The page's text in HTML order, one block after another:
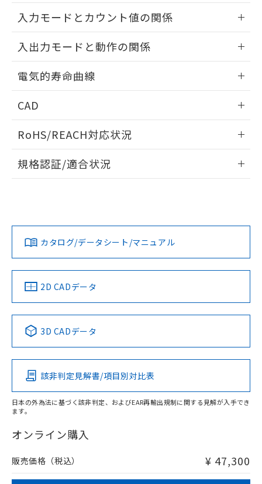
無電圧入力:
電圧入力:
入力モードとカウント値の関係
入出力モードと動作の関係
電気的寿命曲線
CAD
ドすることができます。
ログイン/会員登録
ダウンロードデータをご利用いただく前に、以下を必ずお読
みください。
ソフトウェアの使用条件
RoHS/REACH対応状況
EU RoHS 注意事項・凡例
対応済み
中国 RoHS 注意事項・凡例
Pb Hg Cd Cr(VI)
O
在庫等で未対応品が混在する可能性があります。
問い合わせください。
規格認証/適合状況
LR型式承認
（イギリス
船舶規格）
DNV型式承認
（ノルウェー
BV型式承認
（フランス
KR型式
（韓国
No No No No
この製品の規格認証/適合状況ページへ
その他の認証はこちらのページからご検索ください
カタログ/データシート/マニュアル
2D CADデータ
3D CADデータ
該非判定見解書/項目別対比表
日本の外為法に基づく該非判定、およびEAR再輸出規制に関する見解が入手でき
ます。
オンライン購入
販売価格（税込） ¥ 47,300